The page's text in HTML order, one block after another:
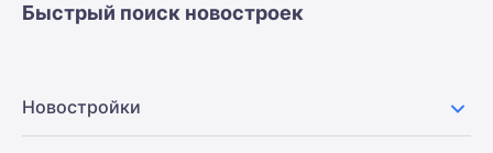
Экспертиза
авторы
Быстрый поиск новостроек
Новостройки